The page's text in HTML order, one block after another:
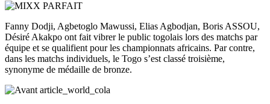
Fanny Dodji, Agbetoglo Mawussi, Elias Agbodjan, Boris ASSOU,
Désiré Akakpo ont fait vibrer le public togolais lors des matchs par
équipe et se qualifient pour les championnats africains. Par contre,
dans les matchs individuels, le Togo s’est classé troisième,
synonyme de médaille de bronze.